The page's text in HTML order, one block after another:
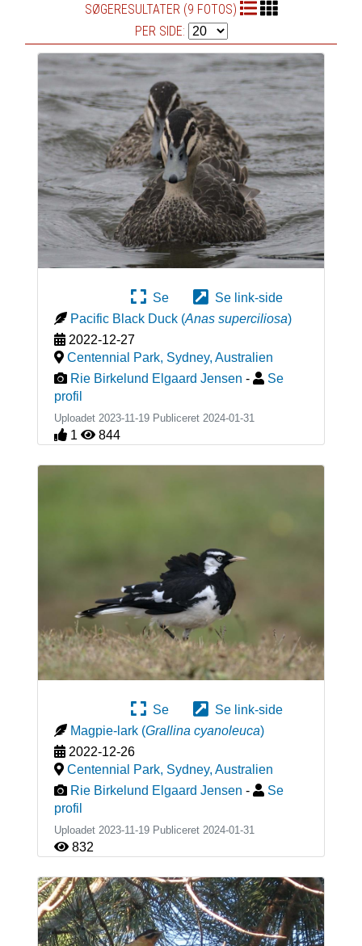
SØGERESULTATER (9 FOTOS)
PER SIDE:
Se
Se link-side
Pacific Black Duck (Anas superciliosa)
2022-12-27
Centennial Park, Sydney, Australien
Rie Birkelund Elgaard Jensen -
Se
profil
Uploadet 2023-11-19 Publiceret 2024-01-31
1 844
Se
Se link-side
Magpie-lark (Grallina cyanoleuca)
2022-12-26
Centennial Park, Sydney, Australien
Rie Birkelund Elgaard Jensen -
Se
profil
Uploadet 2023-11-19 Publiceret 2024-01-31
832